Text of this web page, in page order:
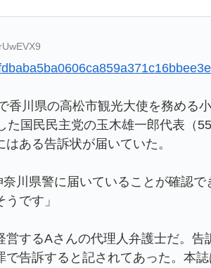
川県の高松市観光大使を務める
国民民主党の玉木雄一郎代表（
ある告訴状が届いていた。
川県警に届いていることが確認で
です」
するAさんの代理人弁護士だ。告
告訴すると記されてあった。本